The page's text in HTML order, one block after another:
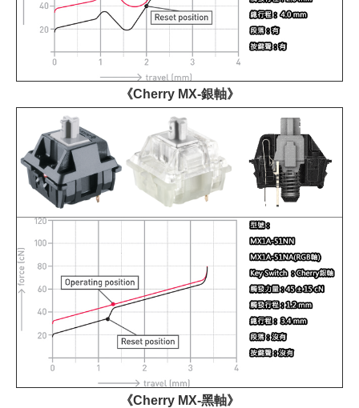
《Cherry MX-銀軸》
《Cherry MX-黑軸》